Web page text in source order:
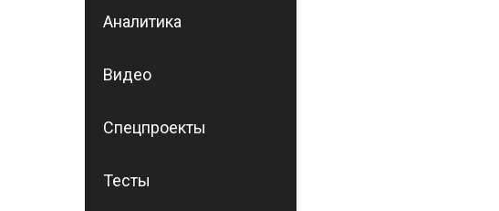
Аналитика
Видео
Спецпроекты
Тесты